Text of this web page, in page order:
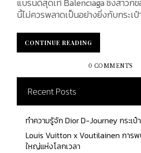
แบรนด์สุดเท่ Balenciaga ซึ่งสาวก
นี้ไม่ควรพลาดเป็นอย่างยิ่งกับกระเ
เสี้ยวพร้อมจุดเด่นที่กระจกรูปหัวใจ
จากหนังแกะอารีนาที่ขึ้นชื่อเรื่องควา
ทนทาน ในบทความนี้ เราจะมาทำการ
ของกระเป๋าใบนี้ไปพร้อมกัน...
CONTINUE READING
CONTINUE READING
0 COMMENTS
Recent Posts
ทำความรู้จัก Dior D-Journey กระเป๋
Louis Vuitton x Voutilainen การ
ใหญ่แห่งโลกเวลา